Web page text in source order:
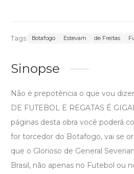
Tags: Botafogo Estevam de Freitas
Sinopse
Não é prepotência o que vou
DE FUTEBOL E REGATAS É
páginas desta obra você poderá
for torcedor do Botafogo, vai se
que o Glorioso de General
Brasil, não apenas no Futebol ou